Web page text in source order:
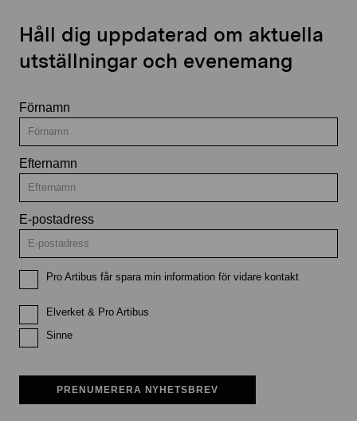
Håll dig uppdaterad om aktuella
utställningar och evenemang
Förnamn
Efternamn
E-postadress
Pro Artibus får spara min information för vidare kontakt
Elverket & Pro Artibus
Sinne
PRENUMERERA NYHETSBREV